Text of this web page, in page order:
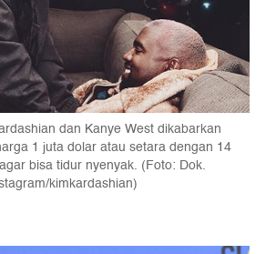
dan Kanye West dikabarkan
1 juta dolar atau setara dengan 14
bisa tidur nyenyak. (Foto: Dok.
kimkardashian)